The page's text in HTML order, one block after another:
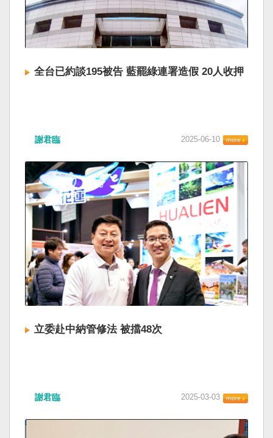
全台已約談195被告 藍罷綠連署造假 20人收押
謝君臨 2025-06-10
立委赴中納管修法 被擋48次
謝君臨 2025-03-03